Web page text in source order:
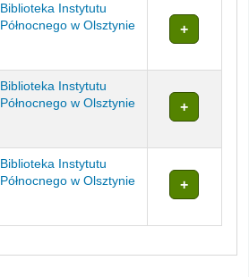
Biblioteka Instytutu
Północnego w Olsztynie
Biblioteka Instytutu
Północnego w Olsztynie
Biblioteka Instytutu
Północnego w Olsztynie